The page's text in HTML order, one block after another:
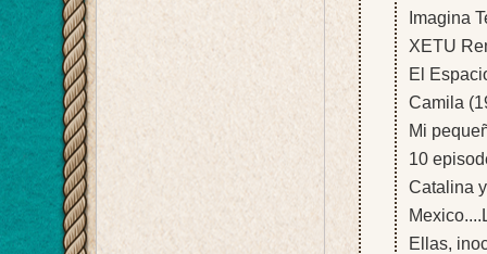
Imagina
XETU
El
Camila
Mi
10
Catalina
Ellas,